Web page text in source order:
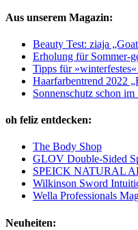
Aus unserem Magazin:
Beauty Test: ziaja
Erholung für Sommer-
Tipps für
Haarfarbentrend 2022
Sonnenschutz schon
oh feliz entdecken:
The Body Shop
GLOV Double-Sided
SPEICK NATURAL
Wilkinson Sword
Wella Professionals
Neuheiten: